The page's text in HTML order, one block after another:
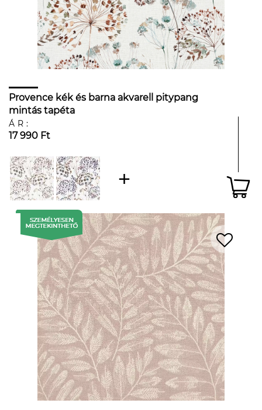
Provence kék és barna akvarell pitypang
mintás tapéta
ÁR:
17 990 Ft